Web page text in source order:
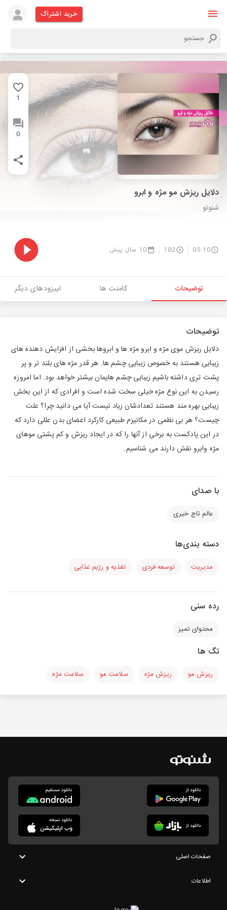
خرید اشتراک
1
0
دلایل ریزش مو مژه و ابرو
شنوتو
05:10
182 10 سال پیش
توضیحات کامنت ها اپیزودهای دیگر
توضیحات
دلایل ریزش موی مژه و ابرو مژه ها و ابروها بخشی از افزایش دهنده های
زیبایی هستند به خصوص زیبایی چشم ها. هر قدر مژه های بلند تر و پر
پشت تری داشته باشیم زیبایی چشم هایمان بیشتر خواهد بود. اما امروزه
رسیدن به این نوع مژه خیلی سخت شده است و افرادی که از این بخش
زیبایی بهره مند هستند تعدادشان زیاد نیست آیا می دانید چرا؟ علت
چیست؟ هر بی نظمی در مکانیزم طبیعی کارکرد اعضای بدن عللی دارد که
در این پادکست به برخی از آنها را که در ایجاد ریزش و کم پشتی موهای
مژه وابرو نقش دارند می شناسیم.
با صدای
عالم تاج خیری
دسته بندی‌ها
مدیریت توسعه فردی تغذیه و رژیم غذایی
رده سنی
محتوای تمیز
تگ ها
ریزش مو ریزش مژه سلامت مو سلامت مژه
صفحات اصلی
اطلاعات